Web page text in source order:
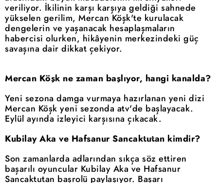
veriliyor. İkilinin karşı karşıya geldiği sahnede
yükselen gerilim, Mercan Köşk'te kurulacak
dengelerin ve yaşanacak hesaplaşmaların
habercisi olurken, hikâyenin merkezindeki güç
savaşına dair dikkat çekiyor.
Mercan Köşk ne zaman başlıyor, hangi kanalda?
Yeni sezona damga vurmaya hazırlanan yeni dizi
Mercan Köşk yeni sezonda atv'de başlayacak.
Eylül ayında izleyici karşısına çıkacak.
Kubilay Aka ve Hafsanur Sancaktutan kimdir?
Son zamanlarda adlarından sıkça söz ettiren
başarılı oyuncular Kubilay Aka ve Hafsanur
Sancaktutan başrolü paylaşıyor. Başarı